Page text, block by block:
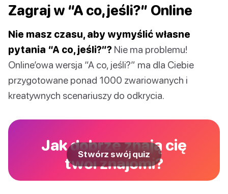
Zagraj w “A co, jeśli?” Online
Nie masz czasu, aby wymyślić własne
pytania “A co, jeśli?”? Nie ma problemu!
Online’owa wersja “A co, jeśli?” ma dla Ciebie
przygotowane ponad 1000 zwariowanych i
kreatywnych scenariuszy do odkrycia.
Jak dobrze znają cię
twoi znajomi?
Stwórz swój quiz